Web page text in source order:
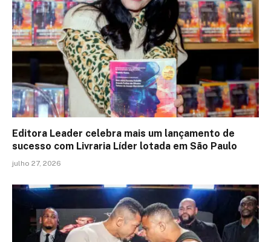
Editora Leader celebra mais um lançamento de
sucesso com Livraria Líder lotada em São Paulo
julho 27, 2026